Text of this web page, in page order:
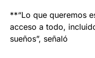
**“Lo que queremos
acceso a todo,
sueños”, señaló